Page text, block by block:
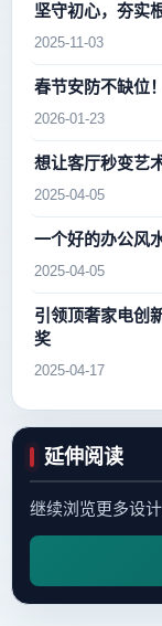
2025-11-03
春节安防不缺位
2026-01-23
想让客厅秒变艺
2025-04-05
一个好的办公风
2025-04-05
引领顶奢家电创
奖
2025-04-17
延伸阅读
继续浏览更多设